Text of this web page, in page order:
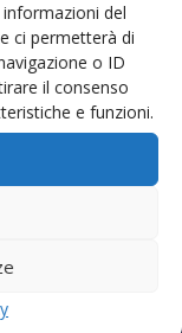
del
ci permetterà di
o ID
il consenso
e funzioni.